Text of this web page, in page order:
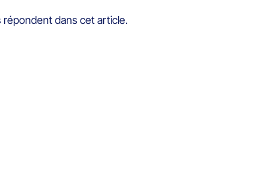
dans cet article.